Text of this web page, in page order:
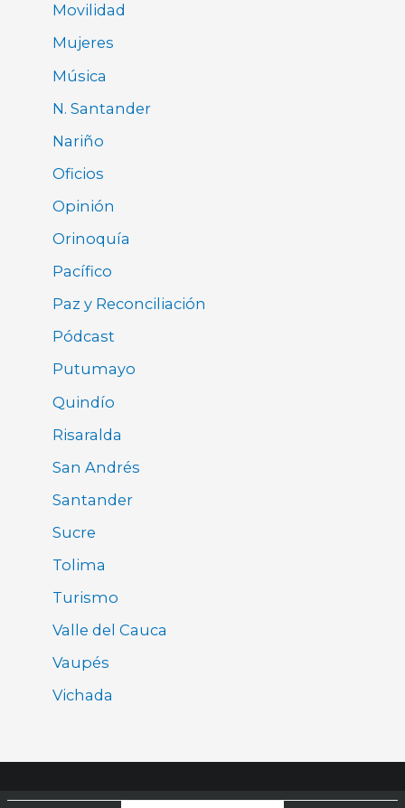
Movilidad
Mujeres
Música
N. Santander
Nariño
Oficios
Opinión
Orinoquía
Pacífico
Paz y Reconciliación
Pódcast
Putumayo
Quindío
Risaralda
San Andrés
Santander
Sucre
Tolima
Turismo
Valle del Cauca
Vaupés
Vichada